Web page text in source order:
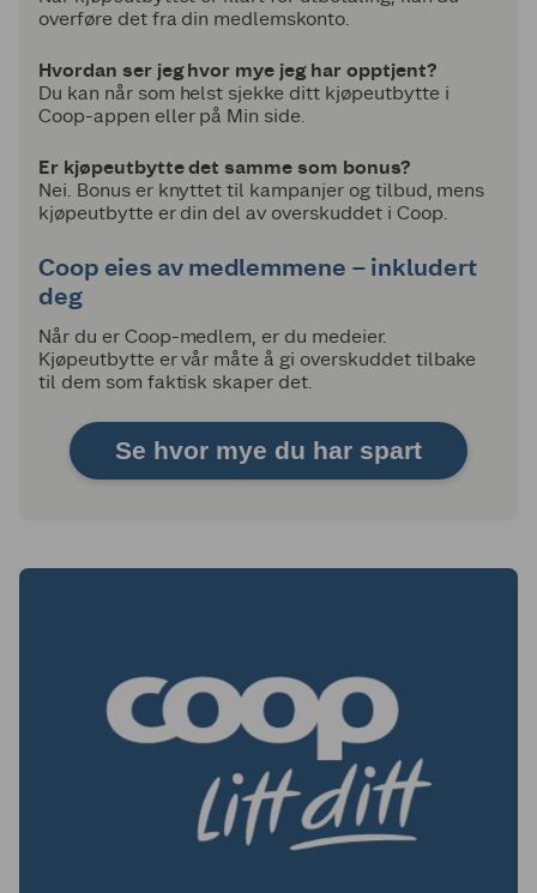
overføre det fra din medlemskonto.
Hvordan ser jeg hvor mye jeg har opptjent?
Du kan når som helst sjekke ditt kjøpeutbytte i
Coop-appen eller på Min side.
Er kjøpeutbytte det samme som bonus?
Nei. Bonus er knyttet til kampanjer og tilbud, mens
kjøpeutbytte er din del av overskuddet i Coop.
Coop eies av medlemmene – inkludert
deg
Når du er Coop-medlem, er du medeier.
Kjøpeutbytte er vår måte å gi overskuddet tilbake
til dem som faktisk skaper det.
Se hvor mye du har spart